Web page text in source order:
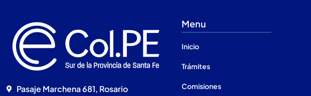
Pasaje Marchena 681, Rosario
Menu
Inicio
Trámites
Comisiones